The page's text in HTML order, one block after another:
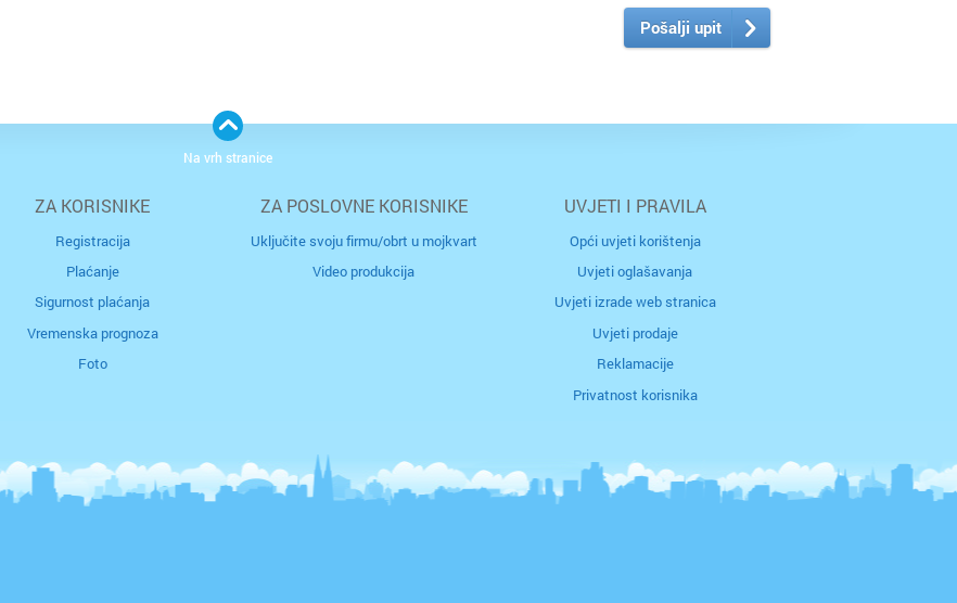
Zagreb
Botinec
Pošalji upit
ZA KORISNIKE
Registracija
Plaćanje
Sigurnost plaćanja
Vremenska prognoza
Foto
ZA POSLOVNE KORISNIKE
Uključite svoju firmu/obrt u mojkvart
Video produkcija
UVJETI I PRAVILA
Opći uvjeti korištenja
Uvjeti oglašavanja
Uvjeti izrade web stranica
Uvjeti prodaje
Reklamacije
Privatnost korisnika
Na vrh stranice